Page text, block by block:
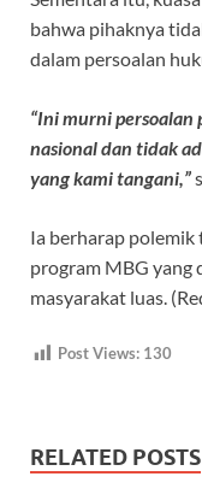
bahwa pihaknya
dalam persoalan
“Ini murni persoalan
nasional dan tidak
yang kami tangani,”
Ia berharap
program MBG yang
masyarakat luas.
Post Views: 130
RELATED POSTS